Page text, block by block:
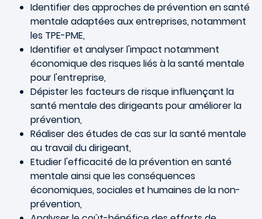
Identifier des approches de prévention en santé
mentale adaptées aux entreprises, notamment
les TPE-PME,
Identifier et analyser l'impact notamment
économique des risques liés à la santé mentale
pour l'entreprise,
Dépister les facteurs de risque influençant la
santé mentale des dirigeants pour améliorer la
prévention,
Réaliser des études de cas sur la santé mentale
au travail du dirigeant,
Etudier l'efficacité de la prévention en santé
mentale ainsi que les conséquences
économiques, sociales et humaines de la non-
prévention,